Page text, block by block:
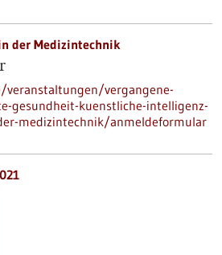
der Medizintechnik
vergangene-
gesundheit-kuenstliche-intelligenz-
medizintechnik/anmeldeformular